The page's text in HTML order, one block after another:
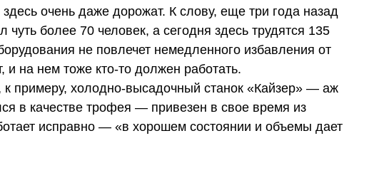
очень даже дорожат. К слову, еще три года назад
чуть более 70 человек, а сегодня здесь трудятся 135
не повлечет немедленного избавления от
и на нем тоже кто-то должен работать.
примеру, холодно-высадочный станок «Кайзер» — аж
в качестве трофея — привезен в свое время из
исправно — «в хорошем состоянии и объемы дает